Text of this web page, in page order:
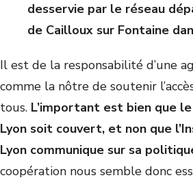
desservie par le réseau
de Cailloux sur Fontaine
Il est de la responsabilité d’une
comme la nôtre de soutenir
tous. L’important est bien que
Lyon soit couvert, et non que
Lyon communique sur sa
coopération nous semble donc